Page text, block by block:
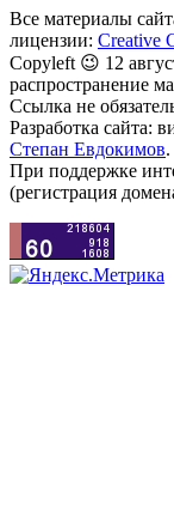
Все материалы
лицензии: Creative
Copyleft 😉 12
распространение
Ссылка не
Разработка сайта:
Степан Евдокимов.
При поддержке
(регистрация